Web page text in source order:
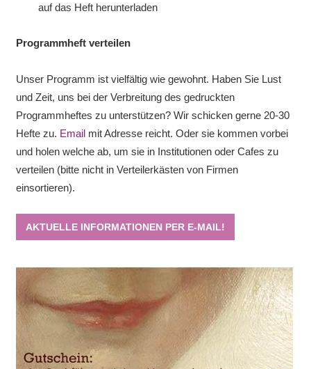
auf das Heft herunterladen
Programmheft verteilen
Unser Programm ist vielfältig wie gewohnt. Haben Sie Lust
und Zeit, uns bei der Verbreitung des gedruckten
Programmheftes zu unterstützen? Wir schicken gerne 20-30
Hefte zu. Emailmit Adresse reicht. Oder sie kommen vorbei
und holen welche ab, um sie in Institutionen oder Cafes zu
verteilen (bitte nicht in Verteilerkästen von Firmen
einsortieren).
AKTUELLE INFORMATIONEN PER E-MAIL!